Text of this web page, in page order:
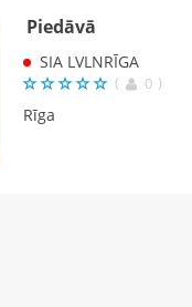
Piedāvā
SIA LVLNRĪGA
( 0 )
Rīga